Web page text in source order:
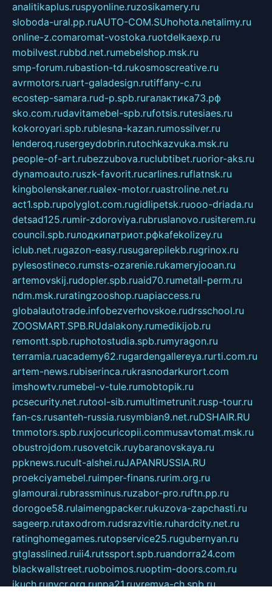
analitikaplus.ruspyonline.ruzosikamery.ru
sloboda-ural.pp.ruAUTO-COM.SUhohota.netalimy.ru
online-z.comaromat-vostoka.ruotdelkaexp.ru
mobilvest.rubbd.net.rumebelshop.msk.ru
smp-forum.rubastion-td.rukosmoscreative.ru
avrmotors.ruart-galadesign.rutiffany-c.ru
ecostep-samara.rud-p.spb.ruгалактика73.рф
sko.com.rudavitamebel-spb.rufotsis.rutesiaes.ru
kokoroyari.spb.rublesna-kazan.rumossilver.ru
lenderoq.rusergeydobrin.rutochkazvuka.msk.ru
people-of-art.rubezzubova.ruclubtibet.ruorior-aks.ru
dynamoauto.ruszk-favorit.rucarlines.ruflatnsk.ru
kingbolenskaner.rualex-motor.ruastroline.net.ru
act1.spb.rupolyglot.com.rugidlipetsk.ruooo-driada.ru
detsad125.rumir-zdoroviya.rubruslanovo.rusiterem.ru
council.spb.ruлодкипатриот.рфkafekolizey.ru
iclub.net.rugazon-easy.rusugarepilekb.rugrinox.ru
pylesostineco.rumsts-ozarenie.rukameryjooan.ru
artemovskij.rudopler.spb.ruaid70.rumetall-perm.ru
ndm.msk.ruratingzooshop.ruapiaccess.ru
globalautotrade.infobezverhovskoe.rudrsschool.ru
ZOOSMART.SPB.RUdalakony.rumedikijob.ru
remontt.spb.ruphotostudia.spb.rumyragon.ru
terramia.ruacademy62.rugardengallereya.rurti.com.ru
artem-news.rubiserinca.rukrasnodarkurort.com
imshowtv.rumebel-v-tule.rumobtopik.ru
pcsecurity.net.rutool-sib.rumultimetrunit.rusp-tour.ru
fan-cs.rusanteh-russia.rusymbian9.net.ruDSHAIR.RU
tmmotors.spb.ruxjocuricopii.commusavtomat.msk.ru
obustrojdom.rusovetcik.ruybaranovskaya.ru
ppknews.rucult-alshei.ruJAPANRUSSIA.RU
proekciyamebel.ruimper-finans.rurim.org.ru
glamourai.rubrassminus.ruzabor-pro.ruftn.pp.ru
dorogoe58.rulaimengpacker.rukuzova-zapchasti.ru
sageerp.rutaxodrom.rudsrazvitie.ruhardcity.net.ru
ratinghomegames.rutopservice25.rugubernyan.ru
gtglasslined.ruii4.rutssport.spb.ruandorra24.com
blackwallstreet.ruoboimos.ruoptim-doors.com.ru
ikuch.runycr.org.runpa21.ruvremya-ch.spb.ru